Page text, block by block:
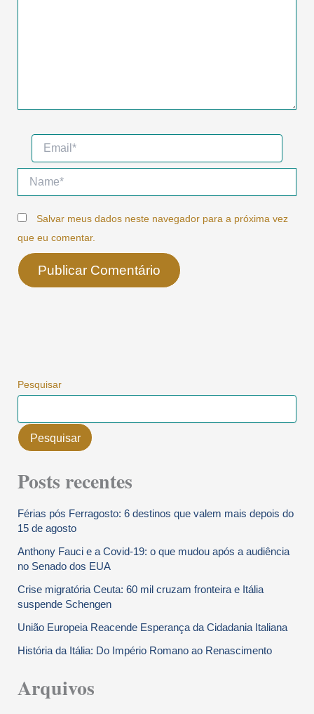
Email*
Salvar meus dados neste navegador para a próxima vez
que eu comentar.
Pesquisar
Pesquisar
Posts recentes
Férias pós Ferragosto: 6 destinos que valem mais depois do
15 de agosto
Anthony Fauci e a Covid-19: o que mudou após a audiência
no Senado dos EUA
Crise migratória Ceuta: 60 mil cruzam fronteira e Itália
suspende Schengen
União Europeia Reacende Esperança da Cidadania Italiana
História da Itália: Do Império Romano ao Renascimento
Arquivos